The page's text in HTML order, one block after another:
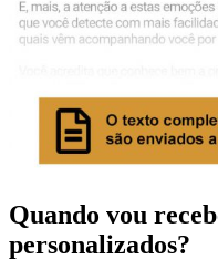
Quando vou
personalizados?